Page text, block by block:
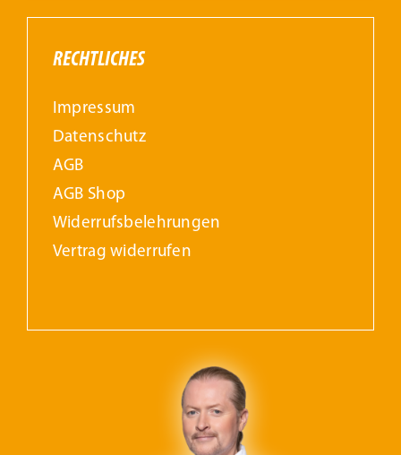
RECHTLICHES
Impressum
Datenschutz
AGB
AGB Shop
Widerrufs­belehrungen
Vertrag widerrufen